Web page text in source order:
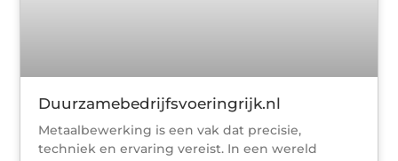
Duurzamebedrijfsvoeringrijk.nl
Metaalbewerking is een vak dat precisie,
techniek en ervaring vereist. In een wereld